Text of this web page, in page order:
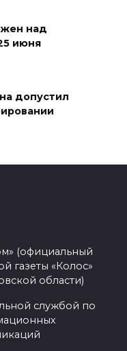
которых
и
над
июня
допустил
(официальный
газеты «Колос»
области)
службой по